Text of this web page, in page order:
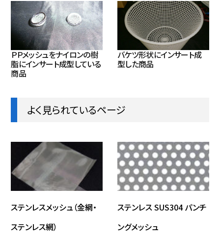
ＰＰメッシュをナイロンの樹
脂にインサート成型している
商品
バケツ形状にインサート成
型した商品
よく見られているページ
ステンレスメッシュ（金網・
ステンレス網）
ステンレス SUS304 パンチ
ングメッシュ